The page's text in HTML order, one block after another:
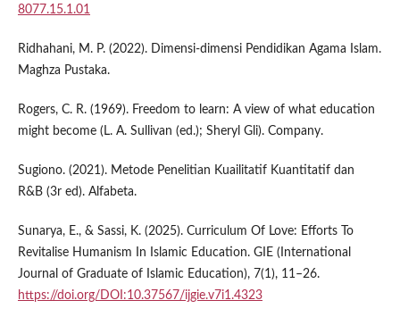
8077.15.1.01
Ridhahani, M. P. (2022). Dimensi-dimensi Pendidikan Agama Islam.
Maghza Pustaka.
Rogers, C. R. (1969). Freedom to learn: A view of what education
might become (L. A. Sullivan (ed.); Sheryl Gli). Company.
Sugiono. (2021). Metode Penelitian Kuailitatif Kuantitatif dan
R&B (3r ed). Alfabeta.
Sunarya, E., & Sassi, K. (2025). Curriculum Of Love: Efforts To
Revitalise Humanism In Islamic Education. GIE (International
Journal of Graduate of Islamic Education), 7(1), 11–26.
https://doi.org/DOI:10.37567/ijgie.v7i1.4323